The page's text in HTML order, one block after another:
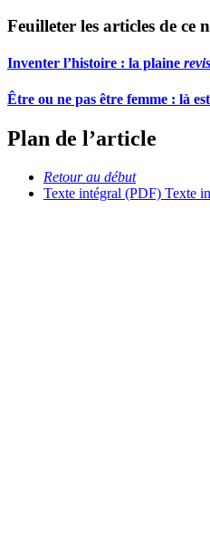
Feuilleter les articles de ce
Inventer l’histoire : la plaine
Être ou ne pas être femme : là
Plan de l’article
Retour au début
Texte intégral (PDF) Texte